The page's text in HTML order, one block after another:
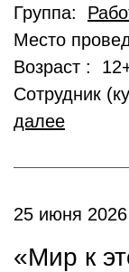
Группа:
Место
Возраст :
Сотрудник
далее
25 июня 2026
«Мир к